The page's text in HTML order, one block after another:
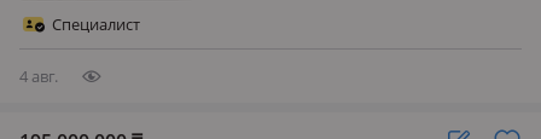
Специалист
4 авг.